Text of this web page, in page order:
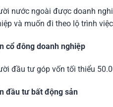
nước ngoài được doanh
và muốn đi theo lộ trình
cổ đông doanh nghiệp
đầu tư góp vốn tối thiểu
đầu tư bất động sản